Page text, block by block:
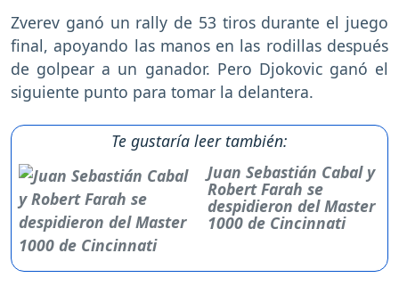
Zverev ganó un rally de 53 tiros durante el juego
final, apoyando las manos en las rodillas después
de golpear a un ganador. Pero Djokovic ganó el
siguiente punto para tomar la delantera.
Te gustaría leer también:
Juan Sebastián Cabal y
Robert Farah se
despidieron del Master
1000 de Cincinnati